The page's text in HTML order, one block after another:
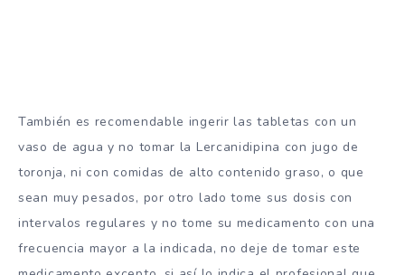
También es recomendable ingerir las tabletas con un
vaso de agua y no tomar la Lercanidipina con jugo de
toronja, ni con comidas de alto contenido graso, o que
sean muy pesados, por otro lado tome sus dosis con
intervalos regulares y no tome su medicamento con una
frecuencia mayor a la indicada, no deje de tomar este